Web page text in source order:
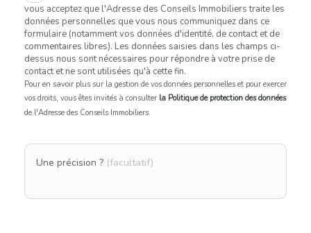
vous acceptez que l'Adresse des Conseils Immobiliers traite les
données personnelles que vous nous communiquez dans ce
formulaire (notamment vos données d'identité, de contact et de
commentaires libres). Les données saisies dans les champs ci-
dessus nous sont nécessaires pour répondre à votre prise de
contact et ne sont utilisées qu'à cette fin.
Pour en savoir plus sur la gestion de vos données personnelles et pour exercer
vos droits, vous êtes invités à consulter la Politique de protection des données
de l'Adresse des Conseils Immobiliers.
Une précision ? (facultatif)